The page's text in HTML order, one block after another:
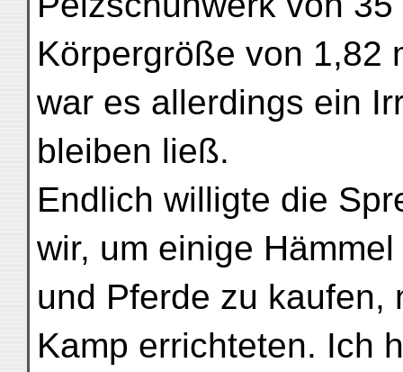
Körpergröße von 1,82
war es allerdings ein
bleiben ließ.
Endlich willigte die
wir, um einige Hämmel
und Pferde zu kaufen,
Kamp errichteten. Ich